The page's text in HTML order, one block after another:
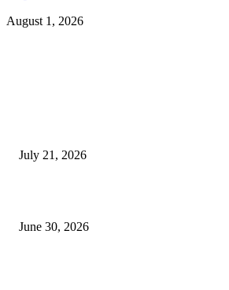
August 1, 2026
July 21, 2026
June 30, 2026